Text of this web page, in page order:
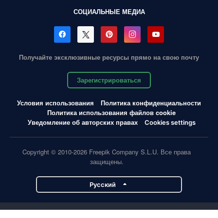
СОЦИАЛЬНЫЕ МЕДИА
Получайте эксклюзивные ресурсы прямо на свою почту
Зарегистрироваться
Условия использования
Политика конфиденциальности
Политика использования файлов cookie
Уведомление об авторских правах
Cookies settings
Copyright © 2010-2026 Freepik Company S.L.U. Все права
защищены.
Pусский